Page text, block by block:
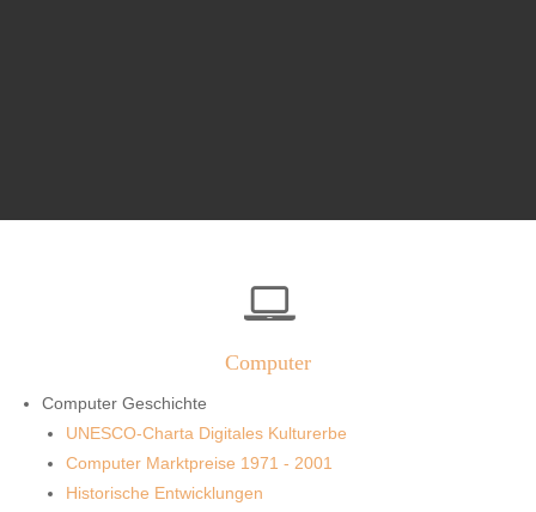
Computer
Computer Geschichte
UNESCO-Charta Digitales Kulturerbe
Computer Marktpreise 1971 - 2001
Historische Entwicklungen